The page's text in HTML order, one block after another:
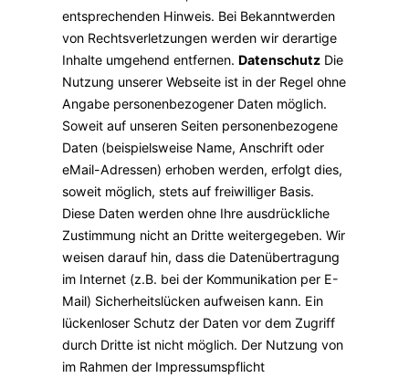
entsprechenden Hinweis. Bei Bekanntwerden
von Rechtsverletzungen werden wir derartige
Inhalte umgehend entfernen. Datenschutz Die
Nutzung unserer Webseite ist in der Regel ohne
Angabe personenbezogener Daten möglich.
Soweit auf unseren Seiten personenbezogene
Daten (beispielsweise Name, Anschrift oder
eMail-Adressen) erhoben werden, erfolgt dies,
soweit möglich, stets auf freiwilliger Basis.
Diese Daten werden ohne Ihre ausdrückliche
Zustimmung nicht an Dritte weitergegeben. Wir
weisen darauf hin, dass die Datenübertragung
im Internet (z.B. bei der Kommunikation per E-
Mail) Sicherheitslücken aufweisen kann. Ein
lückenloser Schutz der Daten vor dem Zugriff
durch Dritte ist nicht möglich. Der Nutzung von
im Rahmen der Impressumspflicht